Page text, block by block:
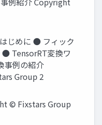
じめに ● フィック
● TensorRT変換ワ
事例の紹介
Group 2
© Fixstars Group